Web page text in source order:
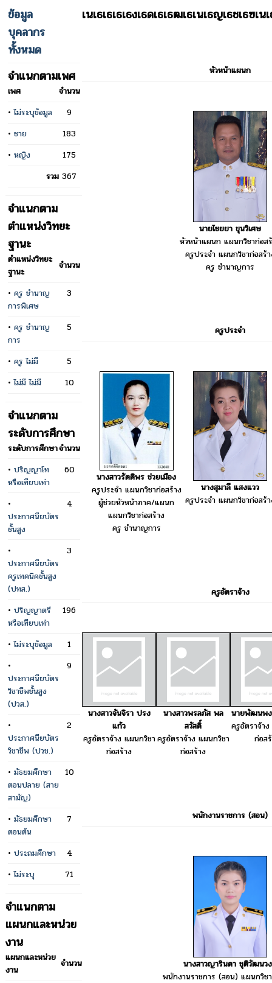
ข้อมูล
บุคลากร
ทั้งหมด
จำแนกตามเพศ
เพศ
จำนวน
•ไม่ระบุข้อมูล
9
• ชาย
183
• หญิง
175
รวม 367
จำแนกตาม
ตำแหน่งวิทยะ
ฐานะ
ตำแหน่งวิทยะ
ฐานะ
จำนวน
• ครู ชำนาญ
การพิเศษ
3
• ครู ชำนาญ
การ
5
• ครู ไม่มี
5
•ไม่มี ไม่มี 10
จำแนกตาม
ระดับการศึกษา
ระดับการศึกษาจำนวน
• ปริญญาโท
หรือเทียบเท่า
60
•
ประกาศนียบัตร
ชั้นสูง
4
•
ประกาศนียบัตร
ครูเทคนิคชั้นสูง
(ปทส.)
3
• ปริญญาตรี
หรือเทียบเท่า
196
•ไม่ระบุข้อมูล
1
•
ประกาศนียบัตร
วิชาชีพชั้นสูง
(ปวส.)
9
•
ประกาศนียบัตร
วิชาชีพ (ปวช.)
2
• มัธยมศึกษา
ตอนปลาย (สาย
สามัญ)
10
• มัธยมศึกษา
ตอนต้น
7
• ประถมศึกษา
4
•ไม่ระบุ 71
จำแนกตาม
แผนกและหน่วย
งาน
แผนกและหน่วย
งาน
จำนวน
เนเธเธเธเธงเธดเธเธฒเธเนเธญเธชเธฃเน
หัวหน้าแผนก
นายไชยยา ขุนวิเศษ
หัวหน้าแผนก แผนกวิชาก่อส
ครูประจำ แผนกวิชาก่อสร้
ครู ชำนาญการ
ครูประจำ
นางสาวรัตติพร ช่วยเมือง
ครูประจำ แผนกวิชาก่อสร้าง
ผู้ช่วยหัวหน้าภาค/แผนก
แผนกวิชาก่อสร้าง
ครู ชำนาญการ
นางสุมาลี แสงแวว
ครูประจำ แผนกวิชาก่อสร้
ครูอัตราจ้าง
นางสาวจันจิรา ปรง
แก้ว
ครูอัตราจ้าง แผนกวิชา
ก่อสร้าง
นางสาวพรลภัส พล
สวัสดิ์
ครูอัตราจ้าง แผนกวิชา
ก่อสร้าง
นายพัฒนพง
ครูอัตราจ้า
ก่อส
พนักงานราชการ (สอน)
นางสาวญารินดา ชุติวัฒนว
พนักงานราชการ (สอน) แผนกวิช